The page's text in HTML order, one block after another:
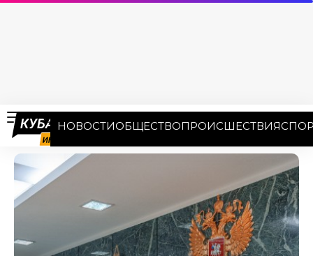
НОВОСТИОБЩЕСТВОПРОИСШЕСТВИЯ